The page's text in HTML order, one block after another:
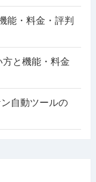
能・料金・評判
と機能・料金
自動ツールの